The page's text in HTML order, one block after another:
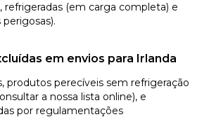
refrigeradas (em carga completa) e
em envios para Irlanda
produtos perecíveis sem refrigeração
a nossa lista online), e
por regulamentações